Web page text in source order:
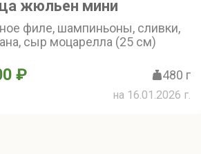
жюльен мини
филе, шампиньоны, сливки,
сыр моцарелла (25 см)
₽ 480 г
на 16.01.2026 г.